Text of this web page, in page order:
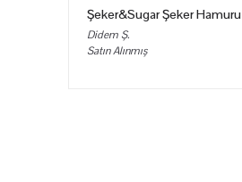
Şeker&Sugar Şeker Hamuru
Didem Ş.
Satın Alınmış